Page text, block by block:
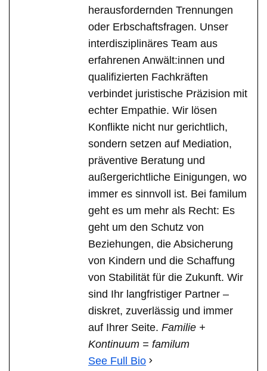
herausfordernden Trennungen
oder Erbschaftsfragen. Unser
interdisziplinäres Team aus
erfahrenen Anwält:innen und
qualifizierten Fachkräften
verbindet juristische Präzision mit
echter Empathie. Wir lösen
Konflikte nicht nur gerichtlich,
sondern setzen auf Mediation,
präventive Beratung und
außergerichtliche Einigungen, wo
immer es sinnvoll ist. Bei familum
geht es um mehr als Recht: Es
geht um den Schutz von
Beziehungen, die Absicherung
von Kindern und die Schaffung
von Stabilität für die Zukunft. Wir
sind Ihr langfristiger Partner –
diskret, zuverlässig und immer
auf Ihrer Seite. Familie +
Kontinuum = familum
See Full Bio